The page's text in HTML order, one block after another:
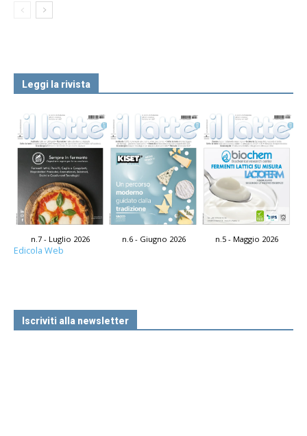
Leggi la rivista
n.7 - Luglio 2026 n.6 - Giugno 2026 n.5 - Maggio 2026
Edicola Web
Iscriviti alla newsletter